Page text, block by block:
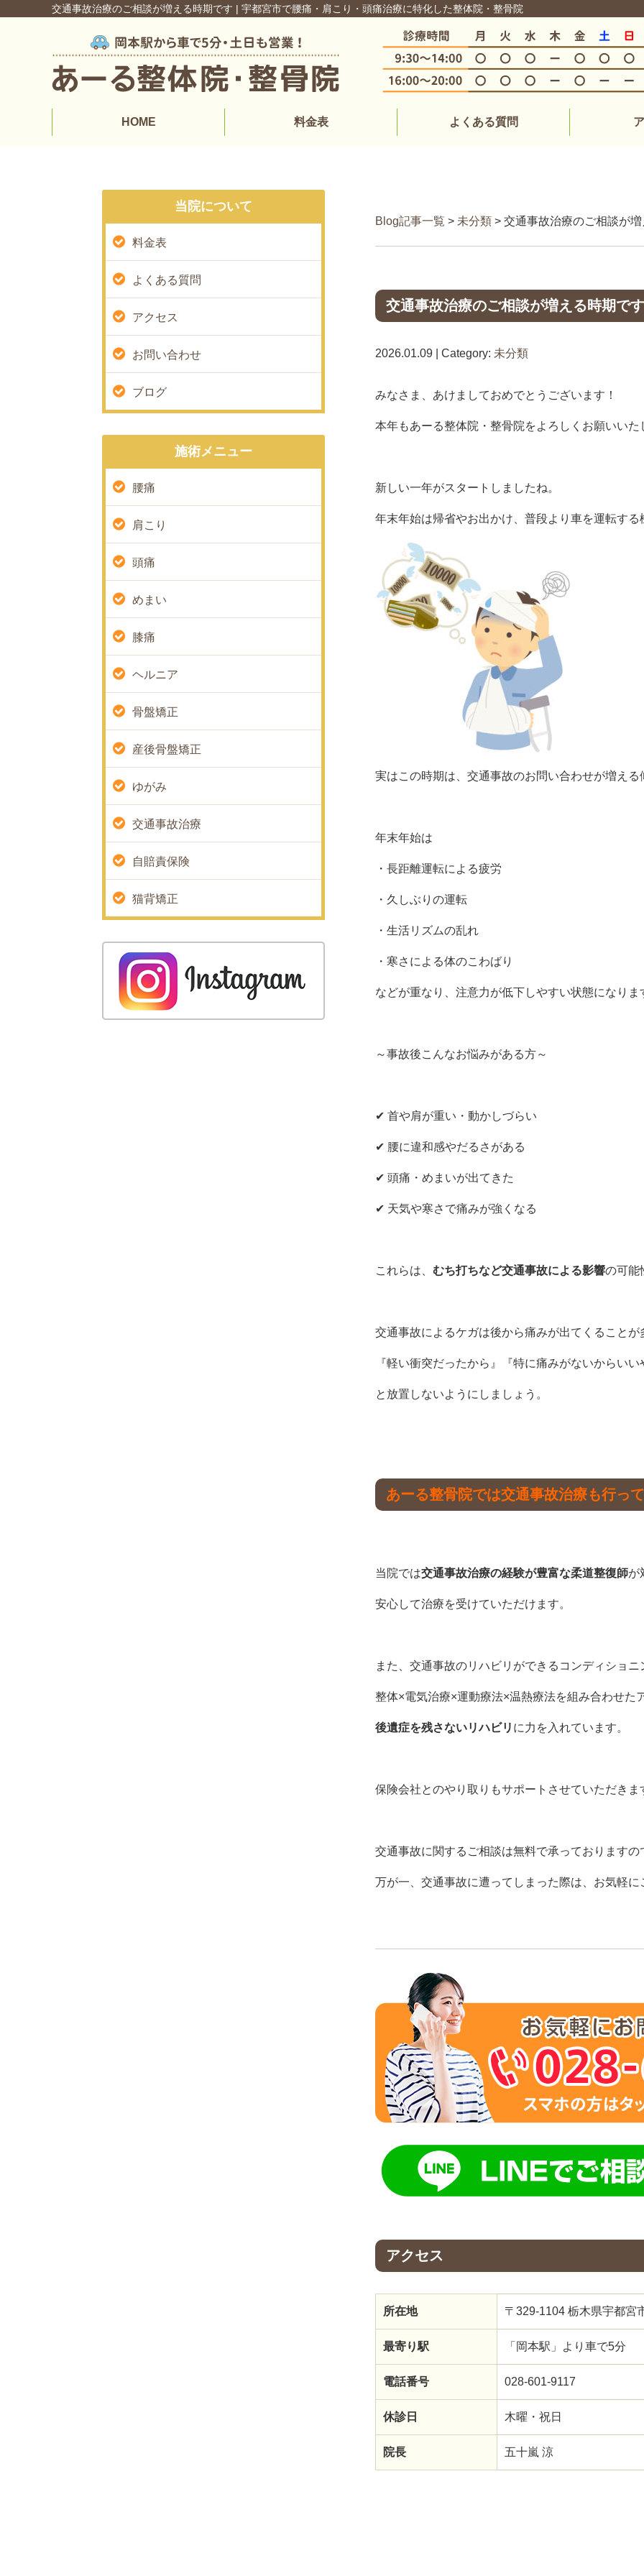
交通事故治療のご相談が増える時期です | 宇都宮市で腰痛・肩こり・頭痛治療に特化した整体院・整骨院
HOME 料金表 よくある質問
Blog記事一覧 > 未分類 > 交通事故治療のご相談が
交通事故治療のご相談が増える時期です
2026.01.09 | Category: 未分類
みなさま、あけましておめでとうございます！
本年もあーる整体院・整骨院をよろしくお願いいた
新しい一年がスタートしましたね。
年末年始は帰省やお出かけ、普段より車を運転する
実はこの時期は、交通事故のお問い合わせが増える
年末年始は
・長距離運転による疲労
・久しぶりの運転
・生活リズムの乱れ
・寒さによる体のこわばり
などが重なり、注意力が低下しやすい状態になりま
～事故後こんなお悩みがある方～
✔ 首や肩が重い・動かしづらい
✔ 腰に違和感やだるさがある
✔ 頭痛・めまいが出てきた
✔ 天気や寒さで痛みが強くなる
これらは、 むち打ちなど交通事故による影響の可能
交通事故によるケガは後から痛みが出てくることが
『軽い衝突だったから』『特に痛みがないからいい
と放置しないようにしましょう。
あーる整骨院では交通事故治療も行っ
当院では交通事故治療の経験が豊富な柔道整復師が
安心して治療を受けていただけます。
また、交通事故のリハビリができるコンディショ
整体×電気治療×運動療法×温熱療法を組み合わせた
後遺症を残さないリハビリ に力を入れています。
保険会社とのやり取りもサポートさせていただきま
交通事故に関するご相談は無料で承っておりますの
万が一、交通事故に遭ってしまった際は、お気軽
アクセス
所在地 〒329-1104 栃木県宇都宮
最寄り駅 「岡本駅」より車で5分
電話番号 028-601-9117
休診日 木曜・祝日
院長 五十嵐 涼
当院について
料金表
よくある質問
アクセス
お問い合わせ
ブログ
施術メニュー
腰痛
肩こり
頭痛
めまい
膝痛
ヘルニア
骨盤矯正
産後骨盤矯正
ゆがみ
交通事故治療
自賠責保険
猫背矯正